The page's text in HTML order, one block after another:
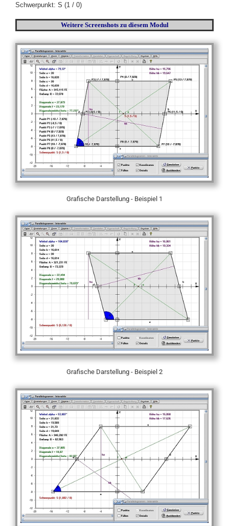
Schwerpunkt: S (1 / 0)
Weitere Screenshots zu diesem Modul
Grafische Darstellung - Beispiel 1
Grafische Darstellung - Beispiel 2